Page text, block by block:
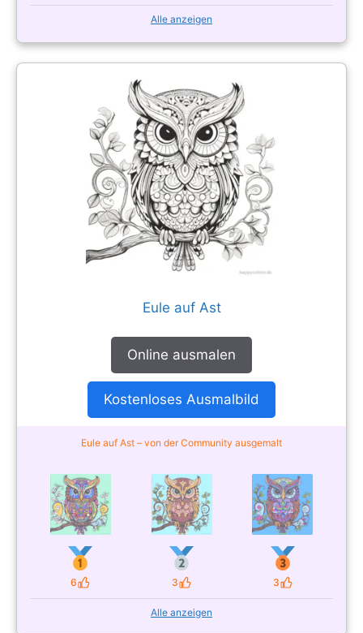
Alle anzeigen
Eule auf Ast
Online ausmalen
Kostenloses Ausmalbild
Eule auf Ast – von der Community ausgemalt
6
Likes 3
Likes 3
Likes
Alle anzeigen